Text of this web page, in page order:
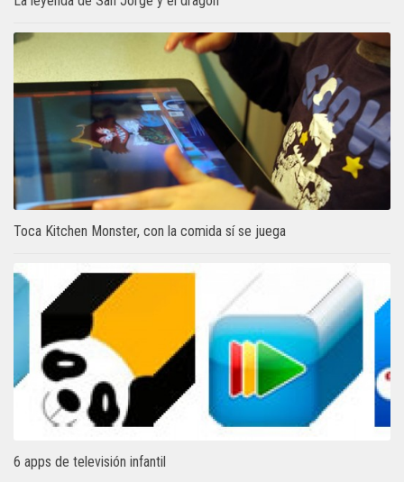
Toca Kitchen Monster, con la comida sí se juega
6 apps de televisión infantil